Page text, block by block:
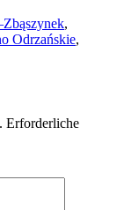
,
Odrzańskie,
Erforderliche